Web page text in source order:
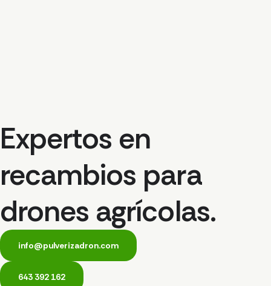
Expertos en
recambios para
drones agrícolas.
info@pulverizadron.com
643 392 162